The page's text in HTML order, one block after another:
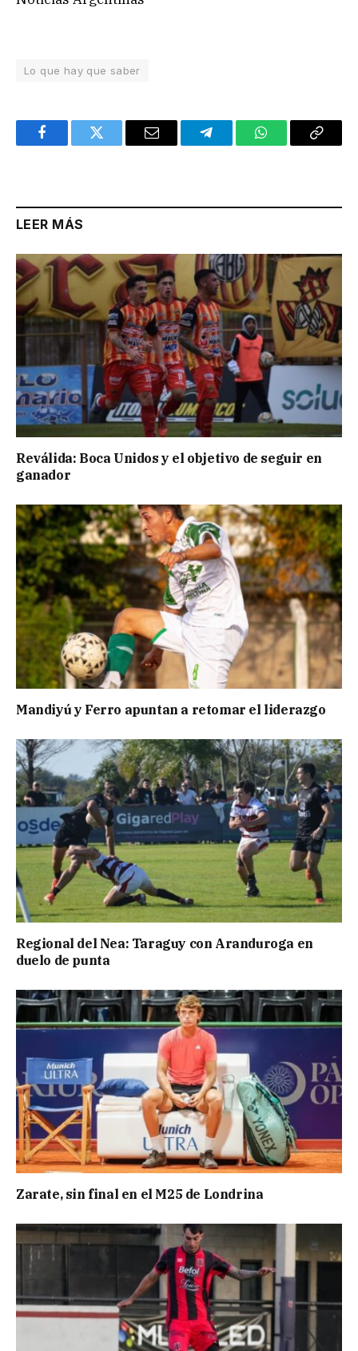
Lo que hay que saber
FacebookTwitter Email TelegramWhatsAppCopy
LEER MÁS
Reválida: Boca Unidos y el objetivo de seguir en
ganador
Mandiyú y Ferro apuntan a retomar el liderazgo
Regional del Nea: Taraguy con Aranduroga en
duelo de punta
Zarate, sin final en el M25 de Londrina